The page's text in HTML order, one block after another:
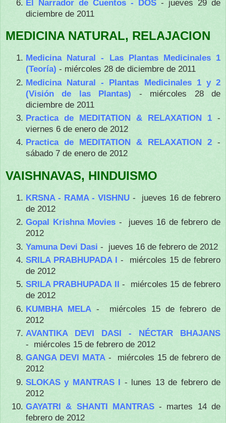
El Narrador de Cuentos - DOS - jueves 29 de
diciembre de 2011
MEDICINA NATURAL, RELAJACION
Medicina Natural - Las Plantas Medicinales 1
(Teoría) - miércoles 28 de diciembre de 2011
Medicina Natural - Plantas Medicinales 1 y 2
(Visión de las Plantas) - miércoles 28 de
diciembre de 2011
Practica de MEDITATION & RELAXATION 1 -
viernes 6 de enero de 2012
Practica de MEDITATION & RELAXATION 2 -
sábado 7 de enero de 2012
VAISHNAVAS, HINDUISMO
KRSNA - RAMA - VISHNU - jueves 16 de febrero
de 2012
Gopal Krishna Movies - jueves 16 de febrero de
2012
Yamuna Devi Dasi - jueves 16 de febrero de 2012
SRILA PRABHUPADA I - miércoles 15 de febrero
de 2012
SRILA PRABHUPADA II - miércoles 15 de febrero
de 2012
KUMBHA MELA - miércoles 15 de febrero de
2012
AVANTIKA DEVI DASI - NÉCTAR BHAJANS
- miércoles 15 de febrero de 2012
GANGA DEVI MATA - miércoles 15 de febrero de
2012
SLOKAS y MANTRAS I - lunes 13 de febrero de
2012
GAYATRI & SHANTI MANTRAS- martes 14 de
febrero de 2012